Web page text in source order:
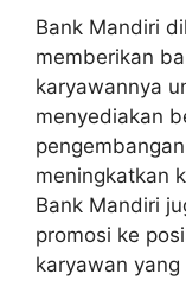
Bank Mandiri
memberikan
karyawannya
menyediakan
meningkatkan
Bank Mandiri
promosi ke
karyawan